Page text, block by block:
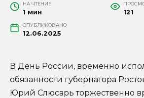
НА ЧТЕНИЕ
1 мин 121
ОПУБЛИКОВАНО
12.06.2025
В День России, временно
обязанности губернатора
Юрий Слюсарь торжественно